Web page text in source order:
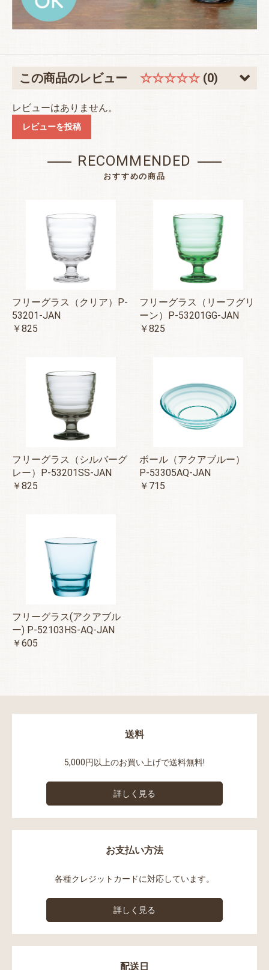
お買い物を続ける カートへ進む
この商品のレビュー ☆☆☆☆☆ (0)
レビューはありません。
レビューを投稿
RECOMMENDED
おすすめの商品
フリーグラス（クリア）P-
53201-JAN
￥825
フリーグラス（リーフグリ
ーン）P-53201GG-JAN
￥825
フリーグラス（シルバーグ
レー）P-53201SS-JAN
￥825
ボール（アクアブルー）
P-53305AQ-JAN
￥715
フリーグラス(アクアブル
ー) P-52103HS-AQ-JAN
￥605
送料
5,000円以上のお買い上げで送料無料!
詳しく見る
お支払い方法
各種クレジットカードに対応しています。
詳しく見る
配送日